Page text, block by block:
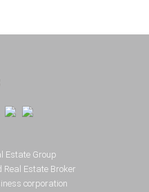
Estate Group
Estate Broker
corporation